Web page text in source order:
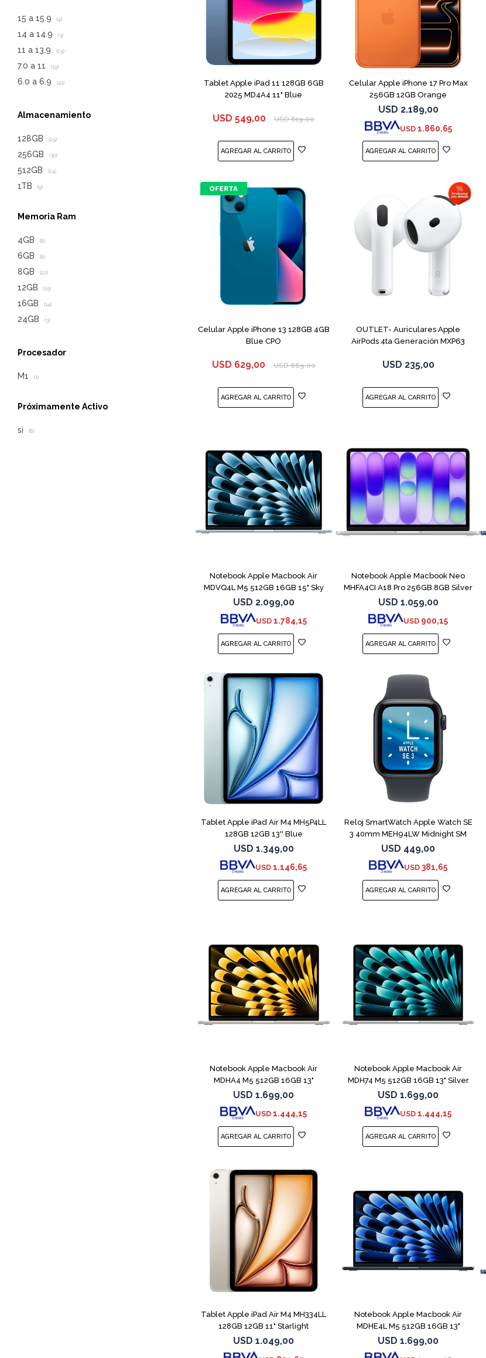
Tablet Apple iPad 11 128GB 6GB
2025 MD4A4 11" Blue
USD 549,00 USD 619,00
Celular Apple iPhone 17 Pro Max
256GB 12GB Orange
USD 2.189,00
USD 1.860,65
COMPARAR
Celular Apple iPhone 13 128GB 4GB
Blue CPO
USD 629,00 USD 689,00
COMPARAR
OUTLET- Auriculares Apple
AirPods 4ta Generación MXP63
USD 235,00
Notebook Apple Macbook Air
MDVQ4L M5 512GB 16GB 15" Sky
Blue
USD 2.099,00
USD 1.784,15
Notebook Apple Macbook Neo
MHFA4CI A18 Pro 256GB 8GB Silver
USD 1.059,00
USD 900,15
Tablet Apple iPad Air M4 MH5P4LL
128GB 12GB 13'' Blue
USD 1.349,00
USD 1.146,65
Reloj SmartWatch Apple Watch SE
3 40mm MEH94LW Midnight SM
USD 449,00
USD 381,65
Notebook Apple Macbook Air
MDHA4 M5 512GB 16GB 13"
Starlight
USD 1.699,00
USD 1.444,15
Notebook Apple Macbook Air
MDH74 M5 512GB 16GB 13" Silver
USD 1.699,00
USD 1.444,15
Tablet Apple iPad Air M4 MH334LL
128GB 12GB 11" Starlight
USD 1.049,00
Notebook Apple Macbook Air
MDHE4L M5 512GB 16GB 13"
Midnight
USD 1.699,00
15 a 15.9 (4)
14 a 14.9 (3)
11 a 13.9 (25)
7.0 a 11 (19)
6.0 a 6.9 (41)
Almacenamiento
128GB (29)
256GB (30)
512GB (24)
1TB (9)
Memoria Ram
4GB (8)
6GB (8)
8GB (22)
12GB (15)
16GB (14)
24GB (3)
Procesador
M1 (1)
Próximamente Activo
si (8)